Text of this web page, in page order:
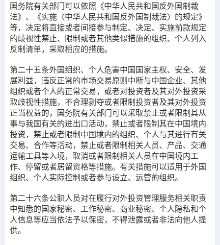
国务院有关部门可以依照《中华人民共和国反外国制裁
法》、《实施〈中华人民共和国反外国制裁法〉的规定》
等，决定将直接或者间接参与制定、决定、实施前款规定
的歧视性禁止、限制或者其他类似措施的组织、个人列入
反制清单，采取相应的措施。
第二十五条外国组织、个人危害中国国家主权、安全、发
展利益，违反正常的市场交易原则中断与中国企业、其他
组织或者个人的正常交易，或者对投资者及其对外投资采
取歧视性措施，不合理剥夺或者限制投资者及其对外投资
正当权益的，国务院有关部门可以采取禁止或者限制其从
事与我国有关的进出口活动，禁止或者限制其在中国境内
投资，禁止或者限制中国境内的组织、个人与其进行有关
交易、合作等活动，禁止或者限制相关人员、产品、交通
运输工具等入境，取消或者限制相关人员在中国境内工
作、停留或者居留资格等措施。有关措施可以适用于外国
组织、个人实际控制或者参与设立、运营的组织。
第二十六条公职人员对在履行对外投资管理服务相关职责
中知悉的国家秘密、工作秘密、商业秘密、个人隐私和个
人信息等应当依法予以保密，不得泄露或者非法向他人提
供。